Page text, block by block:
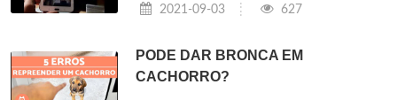
2021-09-03 627
PODE DAR BRONCA EM
CACHORRO?